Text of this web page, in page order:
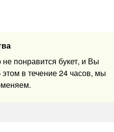
понравится букет, и Вы
в течение 24 часов, мы